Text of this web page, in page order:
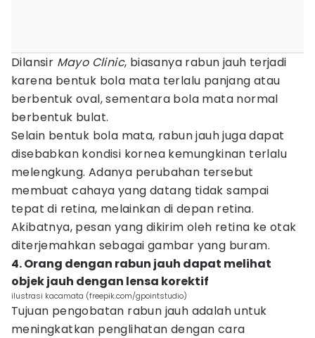
Dilansir Mayo Clinic, biasanya rabun jauh terjadi
karena bentuk bola mata terlalu panjang atau
berbentuk oval, sementara bola mata normal
berbentuk bulat.
Selain bentuk bola mata, rabun jauh juga dapat
disebabkan kondisi kornea kemungkinan terlalu
melengkung. Adanya perubahan tersebut
membuat cahaya yang datang tidak sampai
tepat di retina, melainkan di depan retina.
Akibatnya, pesan yang dikirim oleh retina ke otak
diterjemahkan sebagai gambar yang buram.
4. Orang dengan rabun jauh dapat melihat
objek jauh dengan lensa korektif
ilustrasi kacamata (freepik.com/gpointstudio)
Tujuan pengobatan rabun jauh adalah untuk
meningkatkan penglihatan dengan cara